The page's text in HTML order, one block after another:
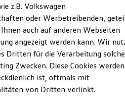
Versionen und Updates
zu Ihrem ID.
R Experience
z.B. Volkswagen
oder Werbetreibenden,
auch auf anderen Webseiten
angezeigt werden kann. Wir
Dritten für die Verarbeitung
Zwecken. Diese Cookies
ist, oftmals mit
von Dritten verlinkt.